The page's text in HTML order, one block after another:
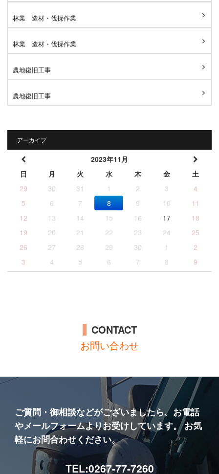
林業 造材・伐採作業
林業 造材・伐採作業
農地復旧工事
農地復旧工事
アーカイブ
2023年11月
日
月 火 水 木 金
土
29
30 31 1 2 3
4
5
6 7 8 9 10
11
12
13 14 15 16 17
18
19
20 21 22 23 24
25
26
27 28 29 30 1
2
3
4 5 6 7 8 9
CONTACT
お問い合わせ
ご質問・御相談などがございましたら、お電話
やメールフォームよりお受けしています。お気
軽にお問合わせください。
TEL:0267-77-7260